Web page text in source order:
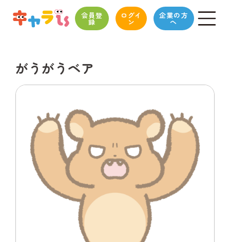
会員登
録
ログイ
ン
企業の方
へ
がうがうベア